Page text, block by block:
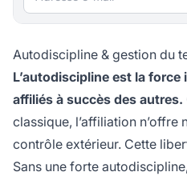
Autodiscipline & gestion du
L’autodiscipline est la
affiliés à succès des autres.
classique, l’affiliation n’offre
contrôle extérieur. Cette
Sans une forte